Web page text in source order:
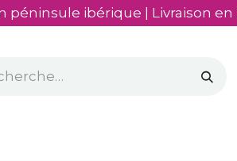
péninsule ibérique | Livraison en